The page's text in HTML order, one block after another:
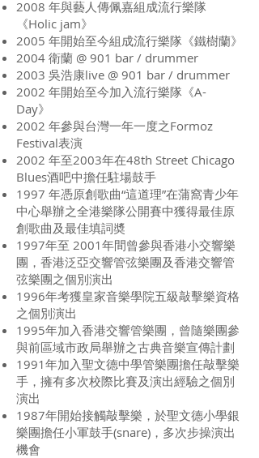
2008 年與藝人傳佩嘉組成流行樂隊
《Holic jam》
2005 年開始至今組成流行樂隊《鐵樹蘭》
2004 衛蘭 @ 901 bar / drummer
2003 吳浩康live @ 901 bar / drummer
2002 年開始至今加入流行樂隊《A-
Day》
2002 年參與台灣一年一度之Formoz
Festival表演
2002 年至2003年在48th Street Chicago
Blues酒吧中擔任駐場鼓手
1997 年憑原創歌曲“這道理”在蒲窩青少年
中心舉辦之全港樂隊公開賽中獲得最佳原
創歌曲及最佳填詞奬
1997年至 2001年間曾參與香港小交響樂
團，香港泛亞交響管弦樂團及香港交響管
弦樂團之個別演出
1996年考獲皇家音樂學院五級敲擊樂資格
之個別演出
1995年加入香港交響管樂團，曾隨樂團參
與前區域市政局舉辦之古典音樂宣傳計劃
1991年加入聖文德中學管樂團擔任敲擊樂
手，擁有多次校際比賽及演出經驗之個別
演出
1987年開始接觸敲擊樂，於聖文德小學銀
樂團擔任小軍鼓手(snare)，多次步操演出
機會